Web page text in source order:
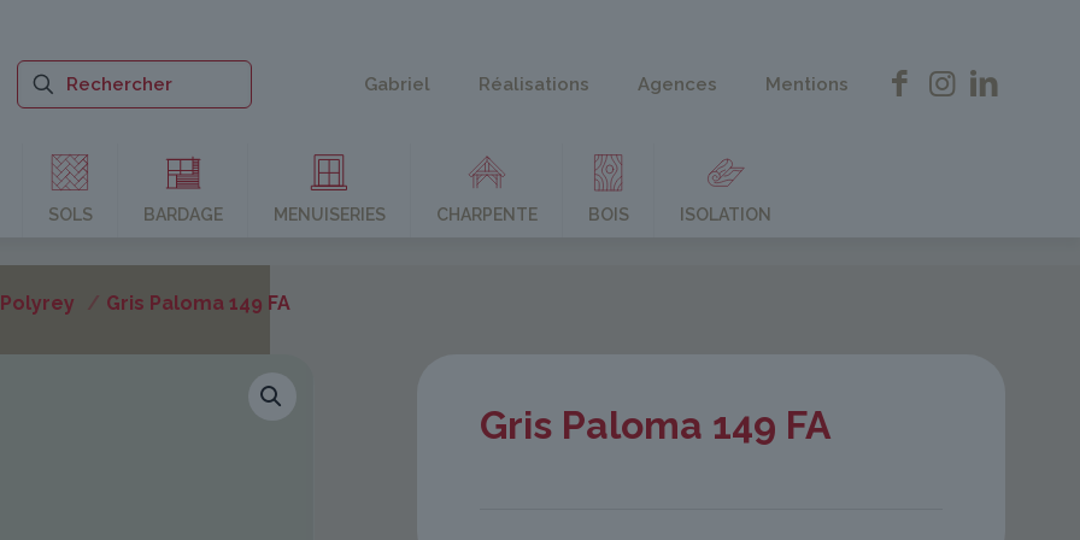
Gabriel Réalisations Agences Mentions
SOLS BARDAGE MENUISERIES CHARPENTE BOIS ISOLATION
/ Gris Paloma 149 FA
Gris Paloma 149 FA